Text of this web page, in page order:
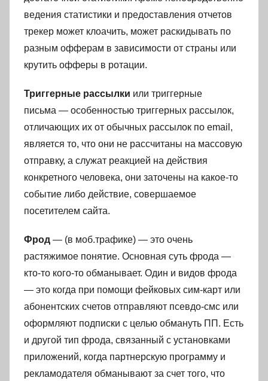
ведения статистики и предоставления отчетов
трекер может клоачить, может раскидывать по
разным офферам в зависимости от страны или
крутить офферы в ротации.
Триггерные рассылки или триггерные
письма — особенностью триггерных рассылок,
отличающих их от обычных рассылок по email,
является то, что они не рассчитаны на массовую
отправку, а служат реакцией на действия
конкретного человека, они заточены на какое-то
событие либо действие, совершаемое
посетителем сайта.
Фрод — (в моб.трафике) — это очень
растяжимое понятие. Основная суть фрода —
кто-то кого-то обманывает. Один и видов фрода
— это когда при помощи фейковых сим-карт или
абонентских счетов отправляют псевдо-смс или
оформляют подписки с целью обмануть ПП. Есть
и другой тип фрода, связанный с установками
приложений, когда партнерскую программу и
рекламодателя обманывают за счет того, что